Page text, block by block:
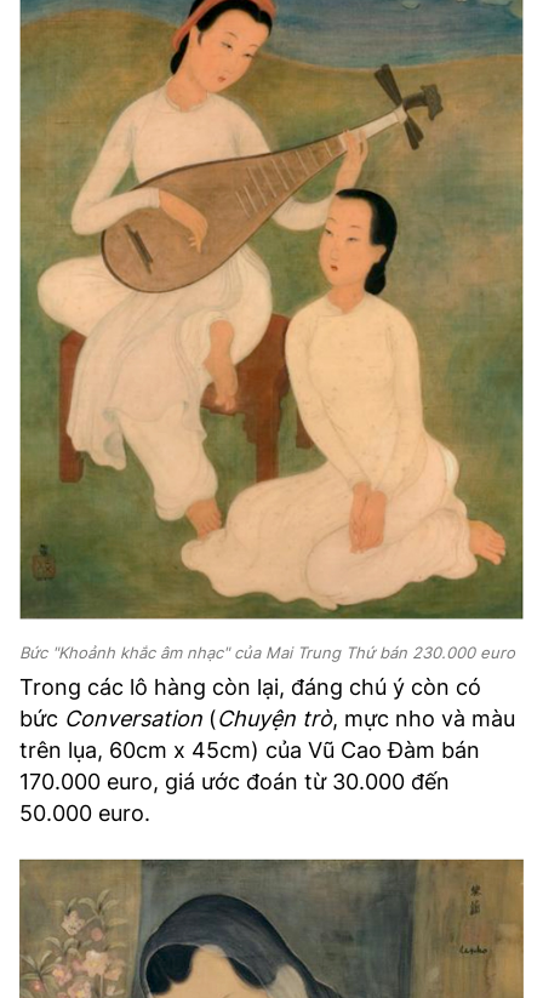
Bức "Khoảnh khắc âm nhạc" của Mai Trung Thứ bán 230.000 euro
Trong các lô hàng còn lại, đáng chú ý còn có
bức Conversation (Chuyện trò, mực nho và màu
trên lụa, 60cm x 45cm) của Vũ Cao Đàm bán
170.000 euro, giá ước đoán từ 30.000 đến
50.000 euro.